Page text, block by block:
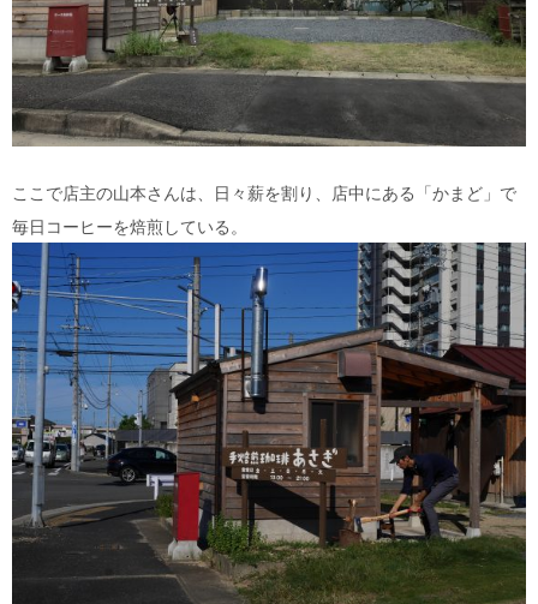
ここで店主の山本さんは、日々薪を割り、店中にある「かまど」で
毎日コーヒーを焙煎している。